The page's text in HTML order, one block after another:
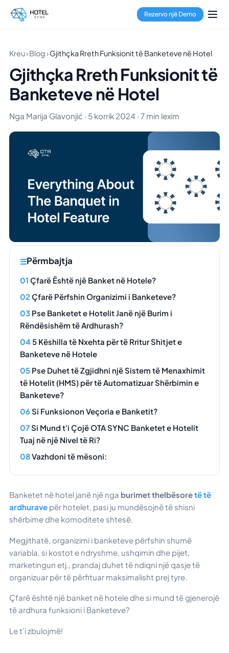
Rezervo një Demo
Kreu›Blog›Gjithçka Rreth Funksionit të Banketeve në Hotel
Gjithçka Rreth Funksionit të
Banketeve në Hotel
Nga Marija Glavonjić · 5 korrik 2024 · 7 min lexim
Përmbajtja
Çfarë Është një Banket në Hotele?
Çfarë Përfshin Organizimi i Banketeve?
Pse Banketet e Hotelit Janë një Burim i
Rëndësishëm të Ardhurash?
5 Këshilla të Nxehta për të Rritur Shitjet e
Banketeve në Hotele
Pse Duhet të Zgjidhni një Sistem të Menaxhimit
të Hotelit (HMS) për të Automatizuar Shërbimin e
Banketeve?
Si Funksionon Veçoria e Banketit?
Si Mund t'i Çojë OTA SYNC Banketet e Hotelit
Tuaj në një Nivel të Ri?
Vazhdoni të mësoni:
Banketet në hotel janë një nga burimet thelbësoretë të
ardhurave për hotelet, pasi ju mundësojnë të shisni
shërbime dhe komoditete shtesë.
Megjithatë, organizimi i banketeve përfshin shumë
variabla, si kostot e ndryshme, ushqimin dhe pijet,
marketingun etj., prandaj duhet të ndiqni një qasje të
organizuar për të përfituar maksimalisht prej tyre.
Çfarë është një banket në hotele dhe si mund të gjenerojë
të ardhura funksioni i Banketeve?
Le t'i zbulojmë!